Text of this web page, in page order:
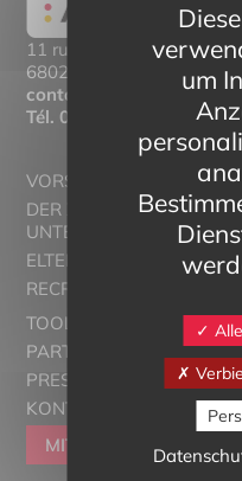
11 rue Mittlerweg,
68025 Colmar Cedex
contact@eltern-
Tél. 03 89 20 46 74
VORSTELLUNG
DER ZWEISPRACHIGE
UNTERRICHT
ELTERN ALSACE -
RECRUTORRS
TOOLBOX
PARTNER
PRESSESCHAU
KONTAKT
MITGLIEDER WERDEN
um